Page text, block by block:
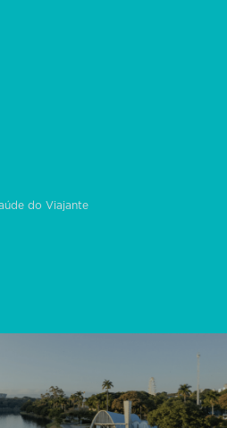
do Viajante